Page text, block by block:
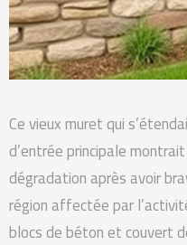
Ce vieux muret qui
d’entrée principale
dégradation après avoir
région affectée par
blocs de béton et couvert